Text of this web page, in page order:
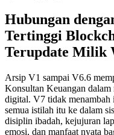
Hubungan
Tertinggi
Terupdate Milik
Arsip V1 sampai V6.6
Konsultan Keuangan
digital. V7 tidak menambah
semua istilah itu ke dalam
disiplin ibadah, kejujuran
emosi, dan manfaat nyata